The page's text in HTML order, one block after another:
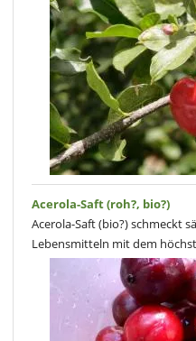
Acerola-Saft (roh?, bio?)
Acerola-Saft (bio?) schmeckt
Lebensmitteln mit dem